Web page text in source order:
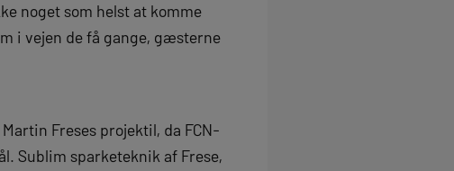
noget som helst at komme
i vejen de få gange, gæsterne
Freses projektil, da FCN-
Sublim sparketeknik af Frese,